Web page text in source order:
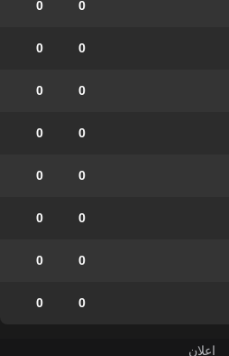
0
0
0
0
0
0
0
0
0
0
0
0
0
0
0
0